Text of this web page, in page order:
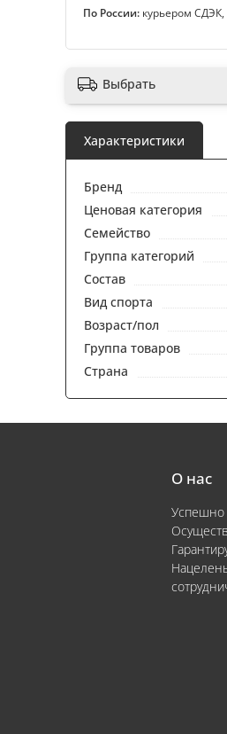
По России: курьером СДЭК,
Выбрать
Характеристики
Бренд
Ценовая категория
Семейство
Группа категорий
Состав
Вид спорта
Возраст/пол
Группа товаров
Страна
О нас
Успешно